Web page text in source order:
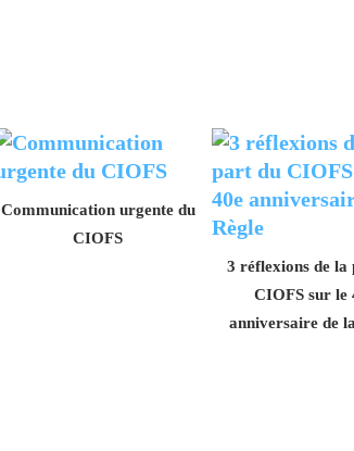
Communication urgente du
CIOFS
3 réflexions de la
CIOFS sur le
anniversaire de